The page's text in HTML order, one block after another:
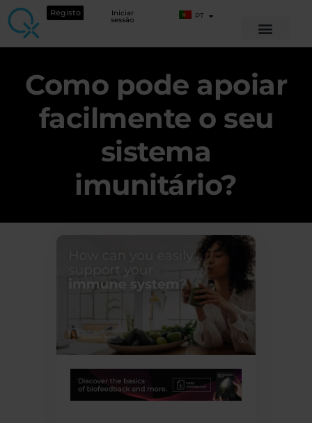
Registo Iniciar
sessão PT
Como pode apoiar
facilmente o seu
sistema
imunitário?